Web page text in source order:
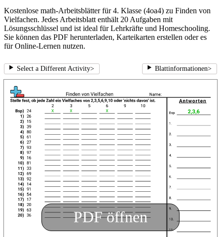
Kostenlose math-Arbeitsblätter für 4. Klasse (4oa4) zu Finden von
Vielfachen. Jedes Arbeitsblatt enthält 20 Aufgaben mit
Lösungsschlüssel und ist ideal für Lehrkräfte und Homeschooling.
Sie können das PDF herunterladen, Karteikarten erstellen oder es
für Online-Lernen nutzen.
Select a Different Activity> Blattinformationen>
PDF öffnen